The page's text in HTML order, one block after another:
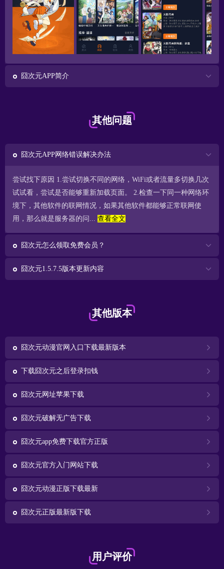
囧次元APP简介
其他问题
囧次元APP网络错误解决办法
尝试找下原因 1.尝试切换不同的网络，WiFi或者流量多切换几次
试试看，尝试是否能够重新加载页面。 2.检查一下同一种网络环
境下，其他软件的联网情况，如果其他软件都能够正常联网使
用，那么就是服务器的问... 查看全文
囧次元怎么领取免费会员？
囧次元1.5.7.5版本更新内容
其他版本
囧次元动漫官网入口下载最新版本
下载囧次元之后登录扣钱
囧次元网址苹果下载
囧次元破解无广告下载
囧次元app免费下载官方正版
囧次元官方入门网站下载
囧次元动漫正版下载最新
囧次元正版最新版下载
用户评价